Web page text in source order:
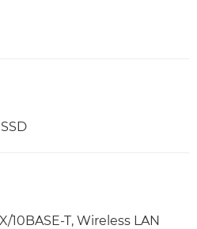
10BASE-T, Wireless LAN